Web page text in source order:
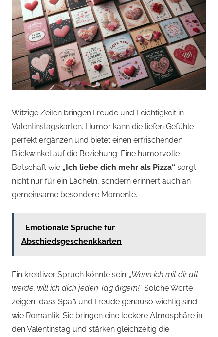
Witzige Zeilen bringen Freude und Leichtigkeit in
Valentinstagskarten. Humor kann die tiefen Gefühle
perfekt ergänzen und bietet einen erfrischenden
Blickwinkel auf die Beziehung. Eine humorvolle
Botschaft wie „Ich liebe dich mehr als Pizza“ sorgt
nicht nur für ein Lächeln, sondern erinnert auch an
gemeinsame besondere Momente.
Emotionale Sprüche für
Abschiedsgeschenkkarten
Ein kreativer Spruch könnte sein: „Wenn ich mit dir alt
werde, will ich dich jeden Tag ärgern!“ Solche Worte
zeigen, dass Spaß und Freude genauso wichtig sind
wie Romantik. Sie bringen eine lockere Atmosphäre in
den Valentinstag und stärken gleichzeitig die